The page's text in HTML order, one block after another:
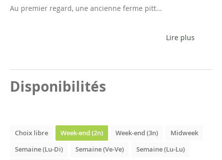
Au premier regard, une ancienne ferme pitt...
Lire plus
Disponibilités
Choix libre Week-end (2n) Week-end (3n)
Midweek
Semaine (Lu-Di)
Semaine (Ve-Ve)
Semaine (Lu-Lu)